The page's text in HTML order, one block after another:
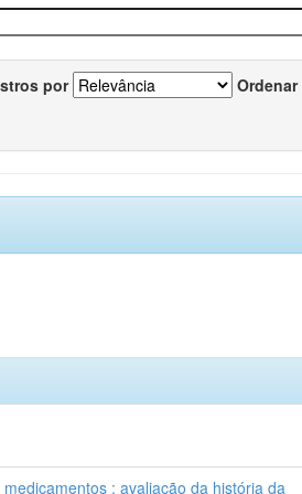
por Ordenar
: avaliação da história da